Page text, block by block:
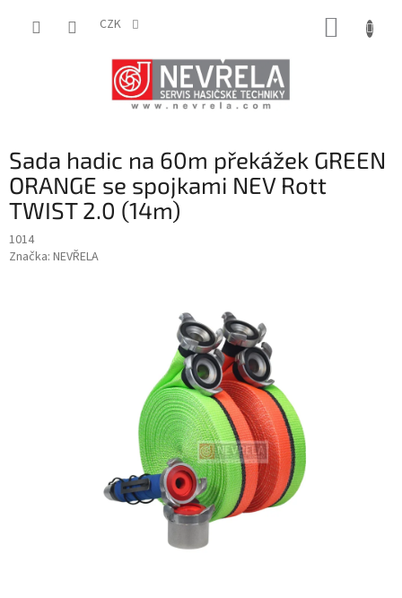
CZK
Sada hadic na 60m překážek GREEN
ORANGE se spojkami NEV Rott
TWIST 2.0 (14m)
1014
Značka: NEVŘELA